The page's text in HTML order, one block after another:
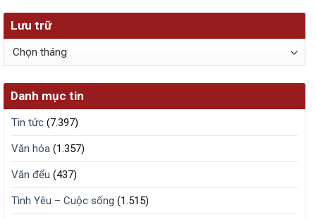
Lưu trữ
Lưu
Danh mục tin
Tin tức (7.397)
Văn hóa (1.357)
Văn đểu (437)
Tình Yêu – Cuộc sống (1.515)